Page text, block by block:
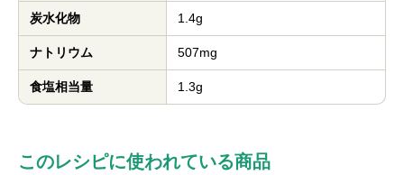
炭水化物 1.4g
ナトリウム 507mg
食塩相当量 1.3g
このレシピに使われている商品